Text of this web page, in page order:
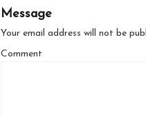
Message
Your email address will not be
Comment